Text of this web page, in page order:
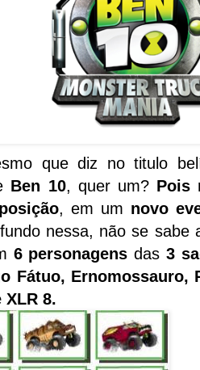
que diz no titulo
Ben 10, quer um? Pois
, em um novo
nessa, não se sabe
6 personagens das3
Fátuo, Ernomossauro,
XLR 8.